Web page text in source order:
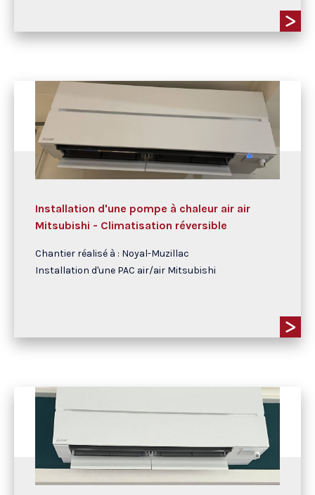
Installation d'une pompe à chaleur air air
Mitsubishi - Climatisation réversible
Chantier réalisé à : Noyal-Muzillac
Installation d'une PAC air/air Mitsubishi